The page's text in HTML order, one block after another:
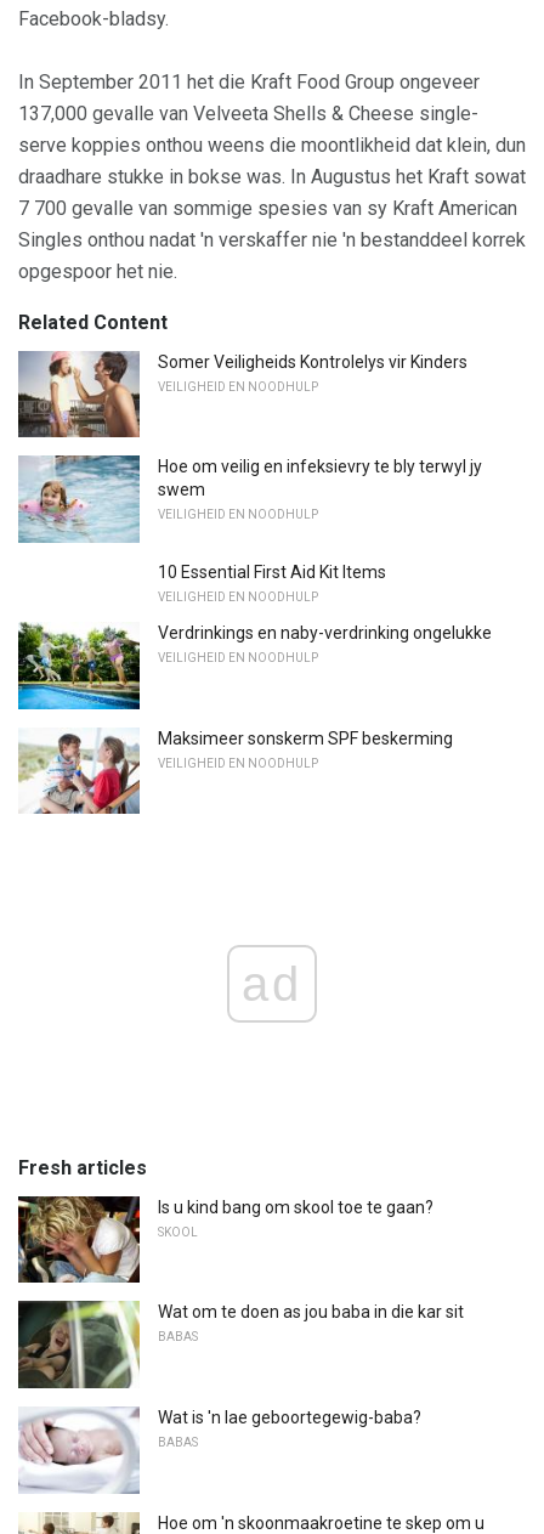
Facebook-bladsy.
In September 2011 het die Kraft Food Group ongeveer
137,000 gevalle van Velveeta Shells & Cheese single-
serve koppies onthou weens die moontlikheid dat klein, dun
draadhare stukke in bokse was. In Augustus het Kraft sowat
7 700 gevalle van sommige spesies van sy Kraft American
Singles onthou nadat 'n verskaffer nie 'n bestanddeel korrek
opgespoor het nie.
Related Content
Somer Veiligheids Kontrolelys vir Kinders
VEILIGHEID EN NOODHULP
Hoe om veilig en infeksievry te bly terwyl jy
swem
VEILIGHEID EN NOODHULP
10 Essential First Aid Kit Items
VEILIGHEID EN NOODHULP
Verdrinkings en naby-verdrinking ongelukke
VEILIGHEID EN NOODHULP
Maksimeer sonskerm SPF beskerming
VEILIGHEID EN NOODHULP
ad
Fresh articles
Is u kind bang om skool toe te gaan?
SKOOL
Wat om te doen as jou baba in die kar sit
BABAS
Wat is 'n lae geboortegewig-baba?
BABAS
Hoe om 'n skoonmaakroetine te skep om u